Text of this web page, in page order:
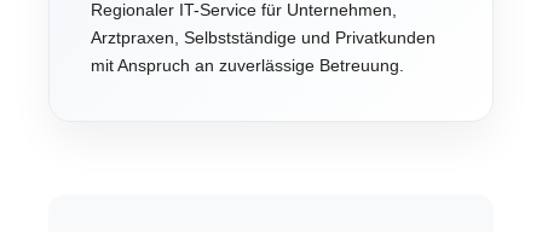
Regionaler IT-Service für Unternehmen,
Arztpraxen, Selbstständige und Privatkunden
mit Anspruch an zuverlässige Betreuung.